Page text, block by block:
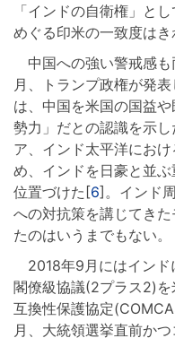
「インドの自衛権」と
めぐる印米の一致度はき
中国への強い警戒感も
月、トランプ政権が発
は、中国を米国の国益
勢力」だとの認識を示
ア、インド太平洋にお
め、インドを日豪と並
位置づけた[6]。インド
への対抗策を講じてき
たのはいうまでもない。
2018年9月にはインド
閣僚級協議(2プラス2)
互換性保護協定
月、大統領選挙直前か